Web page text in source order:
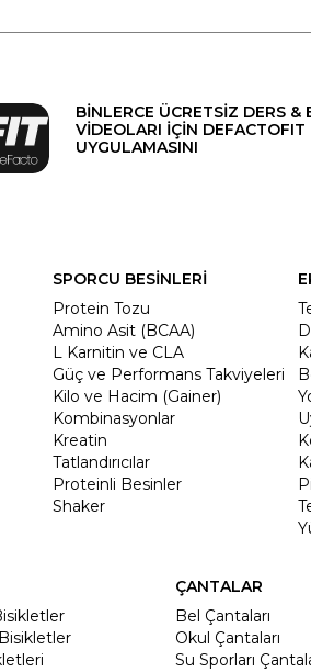
BİNLERCE ÜCRETSİZ DERS &
VİDEOLARI İÇİN DEFACTOFIT
UYGULAMASINI
SPORCU BESİNLERİ
Protein Tozu
Amino Asit (BCAA)
L Karnitin ve CLA
Güç ve Performans Takviyeleri
Kilo ve Hacim (Gainer)
Kombinasyonlar
Kreatin
Tatlandırıcılar
Proteinli Besinler
Shaker
ÇANTALAR
Bel Çantaları
Okul Çantaları
Su Sporları